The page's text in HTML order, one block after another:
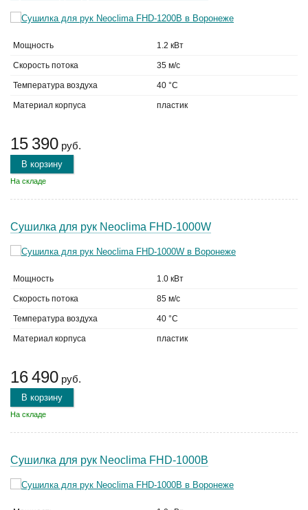
Мощность 1.2 кВт
Скорость потока 35 м/с
Температура воздуха 40 °C
Материал корпуса пластик
15 390 руб.
В корзину
На складе
Сушилка для рук Neoclima FHD-1000W
Мощность 1.0 кВт
Скорость потока 85 м/с
Температура воздуха 40 °C
Материал корпуса пластик
16 490 руб.
В корзину
На складе
Сушилка для рук Neoclima FHD-1000B